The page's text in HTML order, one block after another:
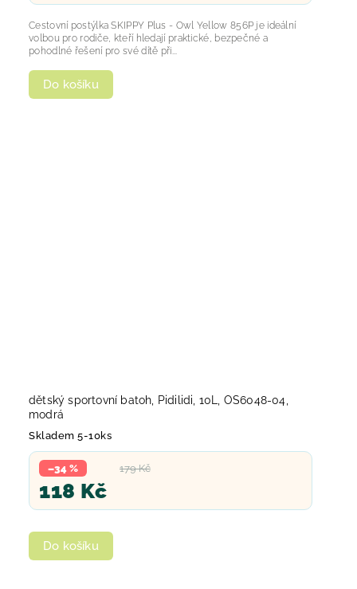
Do košíku
Cestovní postýlka SKIPPY Plus - Owl Yellow 856P je ideální
volbou pro rodiče, kteří hledají praktické, bezpečné a
pohodlné řešení pro své dítě při...
dětský sportovní batoh, Pidilidi, 10L, OS6048-04,
modrá
Skladem 5-10ks
179 Kč
–34 %
118 Kč
Do košíku